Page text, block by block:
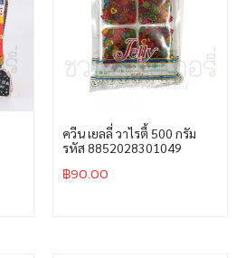
ควีน เยลลี่ วาไรตี้ 500 กรัม
รหัส 8852028301049
฿90.00